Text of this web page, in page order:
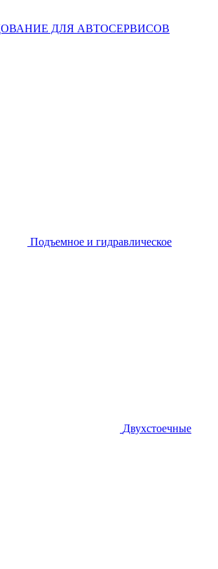
ДЛЯ АВТОСЕРВИСОВ
Подъемное и гидравлическое
Двухстоечные